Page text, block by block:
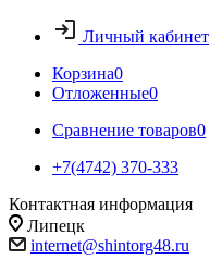
Личный кабинет
Корзина0
Отложенные0
Сравнение товаров0
+7(4742) 370-333
Контактная информация
Липецк
internet@shintorg48.ru